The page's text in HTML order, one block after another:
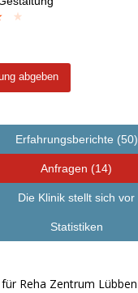
abgeben
Erfahrungsberichte (50)
Anfragen (14)
Die Klinik stellt sich vor
Statistiken
für Reha Zentrum Lübben